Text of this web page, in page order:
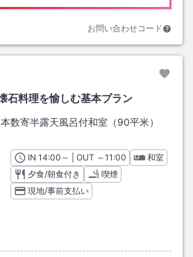
お問い合わせコード
石料理を愉しむ基本プラン
本数寄半露天風呂付和室（90平米）
INチェックイン
14:00 ～ | OUT チェックアウト
～11:00
和室
夕食/朝食付き
喫煙
現地/事前支払い